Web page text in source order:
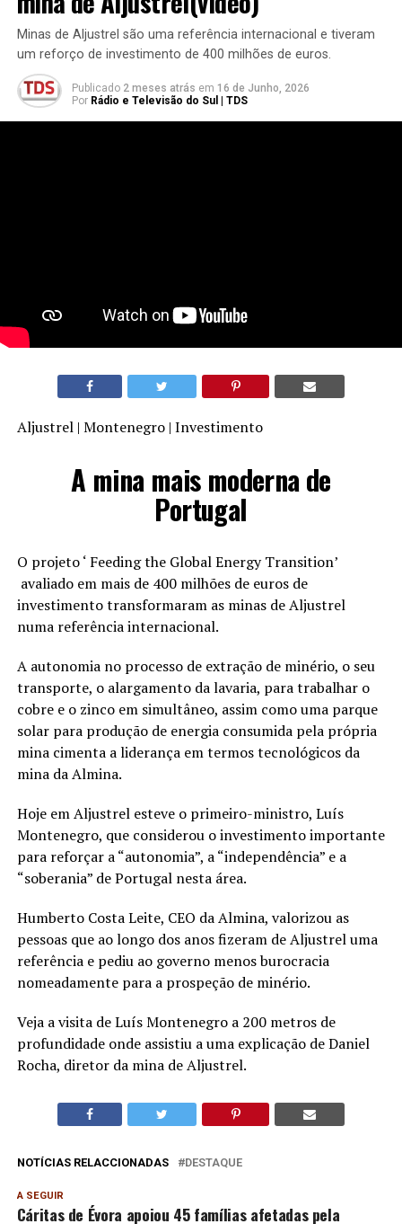
Minas de Aljustrel são uma referência internacional e tiveram
um reforço de investimento de 400 milhões de euros.
Publicado 2 meses atrás em 16 de Junho, 2026
Por Rádio e Televisão do Sul | TDS
Aljustrel | Montenegro | Investimento
A mina mais moderna de
Portugal
O projeto ‘ Feeding the Global Energy Transition’
avaliado em mais de 400 milhões de euros de
investimento transformaram as minas de Aljustrel
numa referência internacional.
A autonomia no processo de extração de minério, o seu
transporte, o alargamento da lavaria, para trabalhar o
cobre e o zinco em simultâneo, assim como uma parque
solar para produção de energia consumida pela própria
mina cimenta a liderança em termos tecnológicos da
mina da Almina.
Hoje em Aljustrel esteve o primeiro-ministro, Luís
Montenegro, que considerou o investimento importante
para reforçar a “autonomia”, a “independência” e a
“soberania” de Portugal nesta área.
Humberto Costa Leite, CEO da Almina, valorizou as
pessoas que ao longo dos anos fizeram de Aljustrel uma
referência e pediu ao governo menos burocracia
nomeadamente para a prospeção de minério.
Veja a visita de Luís Montenegro a 200 metros de
profundidade onde assistiu a uma explicação de Daniel
Rocha, diretor da mina de Aljustrel.
NOTÍCIAS RELACCIONADAS DESTAQUE
A SEGUIR
Cáritas de Évora apoiou 45 famílias afetadas pela